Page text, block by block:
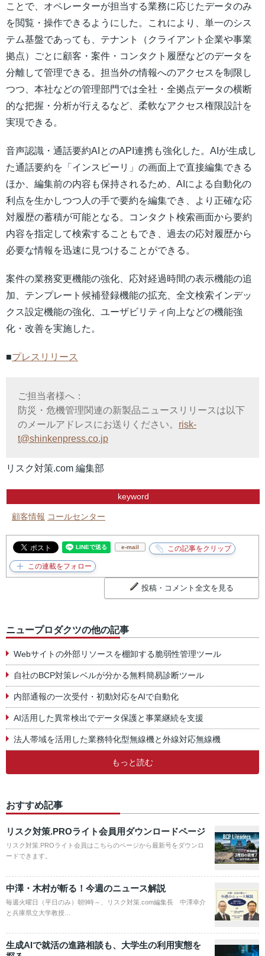
ことで、オペレーターが担当する業務に応じたデータのみ
を閲覧・操作できるようにした。これにより、単一のシス
テム基盤であっても、テナント（クライアント企業や事業
拠点）ごとに顧客・案件・コンタクト履歴などのデータを
分離して管理できる。担当外の情報へのアクセスを制限し
つつ、本社などの管理部門では全社・全拠点データの横断
的な把握・分析が行えるなど、柔軟なアクセス権限設計を
実現できる。
音声認識・通話要約AIとのAPI連携も強化した。AIが生成し
た通話要約を「インスピーリ」の画面上で直接編集できる
ほか、編集前の内容も保持されるため、AIによる自動化の
利点を生かしつつ人の手で要約を編集でき、より正確な応
対履歴の蓄積が可能となる。コンタクト検索画面から要約
内容を指定して検索することもでき、過去の応対履歴から
必要な情報を迅速に見つけることができる。
案件の業務変更機能の強化、応対経過時間の表示機能の追
加、テンプレート候補登録機能の拡充、全文検索インデッ
クス設定機能の強化、ユーザビリティ向上などの機能強
化・改善を実施した。
■プレスリリース
ご担当者様へ：
防災・危機管理関連の新製品ニュースリリースは以下
のメールアドレスにお送りください。 risk-
t@shinkenpress.co.jp
リスク対策.com 編集部
keyword
顧客情報 コールセンター
e-mail
投稿・コメント全文を見る
ニュープロダクツの他の記事
Webサイトの外部リソースを棚卸する脆弱性管理ツール
自社のBCP対策レベルが分かる無料簡易診断ツール
内部通報の一次受付・初動対応をAIで自動化
AI活用した異常検出でデータ保護と事業継続を支援
法人帯域を活用した業務特化型無線機と外線対応無線機
もっと読む
おすすめ記事
リスク対策.PROライト会員用ダウンロードページ
リスク対策.PROライト会員はこちらのページから最新号をダウンロ
ードできます。
中澤・木村が斬る！今週のニュース解説
毎週火曜日（平日のみ）朝9時～、リスク対策.com編集長 中澤幸介
と兵庫県立大学教授…
生成AIで就活の進路相談も、大学生の利用実態を